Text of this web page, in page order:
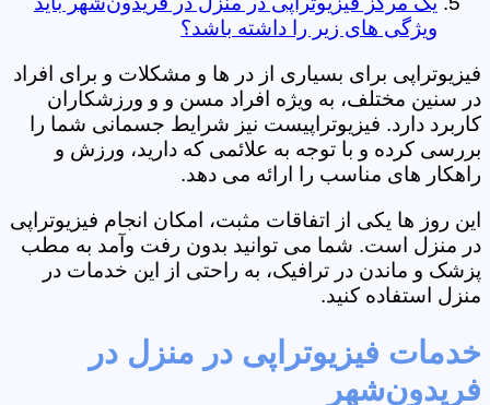
ویژگی های زیر را داشته باشد؟
فیزیوتراپی برای بسیاری از در ها و مشکلات و برای افراد
در سنین مختلف، به ویژه افراد مسن و و ورزشکاران
کاربرد دارد. فیزیوتراپیست نیز شرایط جسمانی شما را
بررسی کرده و با توجه به علائمی که دارید، ورزش و
راهکار های مناسب را ارائه می دهد.
این روز ها یکی از اتفاقات مثبت، امکان انجام فیزیوتراپی
در منزل است. شما می توانید بدون رفت وآمد به مطب
پزشک و ماندن در ترافیک، به راحتی از این خدمات در
منزل استفاده کنید.
خدمات فیزیوتراپی در منزل در
فریدون‌شهر